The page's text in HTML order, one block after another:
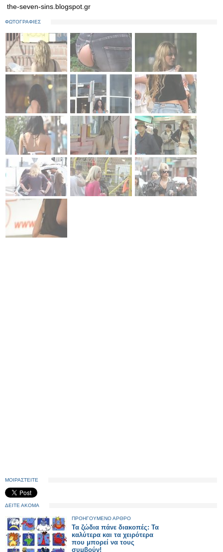
the-seven-sins.blogspot.gr
ΦΩΤΟΓΡΑΦΙΕΣ
ΜΟΙΡΑΣΤΕΙΤΕ
ΔΕΙΤΕ ΑΚΟΜΑ
ΠΡΟΗΓΟΥΜΕΝΟ ΑΡΘΡΟ
Τα ζώδια πάνε διακοπές: Τα
καλύτερα και τα χειρότερα
που μπορεί να τους
συμβούν!